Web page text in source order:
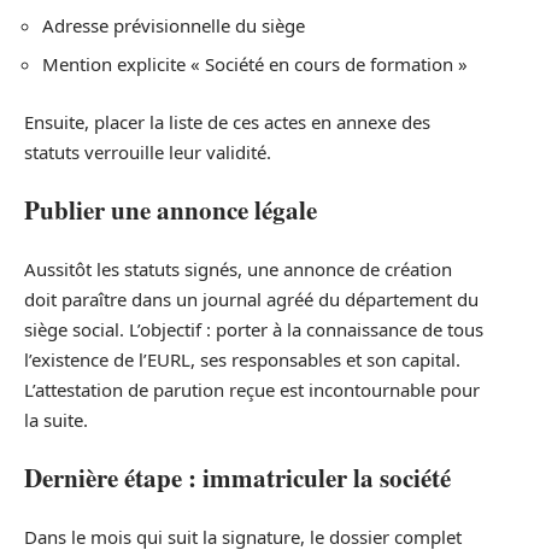
Adresse prévisionnelle du siège
Mention explicite « Société en cours de formation »
Ensuite, placer la liste de ces actes en annexe des
statuts verrouille leur validité.
Publier une annonce légale
Aussitôt les statuts signés, une annonce de création
doit paraître dans un journal agréé du département du
siège social. L’objectif : porter à la connaissance de tous
l’existence de l’EURL, ses responsables et son capital.
L’attestation de parution reçue est incontournable pour
la suite.
Dernière étape : immatriculer la société
Dans le mois qui suit la signature, le dossier complet